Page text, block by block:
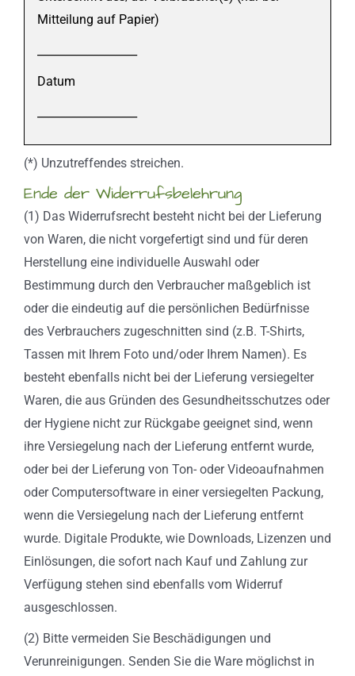
Mitteilung auf Papier)
Datum
(*) Unzutreffendes streichen.
Ende der Widerrufsbelehrung
(1) Das Widerrufsrecht besteht nicht bei der Lieferung
von Waren, die nicht vorgefertigt sind und für deren
Herstellung eine individuelle Auswahl oder
Bestimmung durch den Verbraucher maßgeblich ist
oder die eindeutig auf die persönlichen Bedürfnisse
des Verbrauchers zugeschnitten sind (z.B. T-Shirts,
Tassen mit Ihrem Foto und/oder Ihrem Namen). Es
besteht ebenfalls nicht bei der Lieferung versiegelter
Waren, die aus Gründen des Gesundheitsschutzes oder
der Hygiene nicht zur Rückgabe geeignet sind, wenn
ihre Versiegelung nach der Lieferung entfernt wurde,
oder bei der Lieferung von Ton- oder Videoaufnahmen
oder Computersoftware in einer versiegelten Packung,
wenn die Versiegelung nach der Lieferung entfernt
wurde. Digitale Produkte, wie Downloads, Lizenzen und
Einlösungen, die sofort nach Kauf und Zahlung zur
Verfügung stehen sind ebenfalls vom Widerruf
ausgeschlossen.
(2) Bitte vermeiden Sie Beschädigungen und
Verunreinigungen. Senden Sie die Ware möglichst in